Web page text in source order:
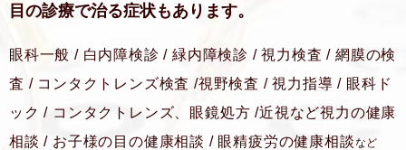
目の診療で治る症状もあります。
眼科一般 / 白内障検診 / 緑内障検診 / 視力検査 / 網膜の検
査 / コンタクトレンズ検査 /視野検査 / 視力指導 / 眼科ド
ック / コンタクトレンズ、眼鏡処方 /近視など視力の健康
相談 / お子様の目の健康相談 / 眼精疲労の健康相談など